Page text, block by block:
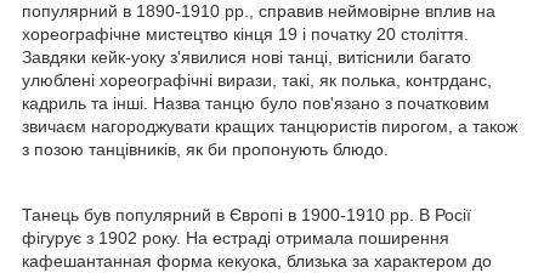
популярний в 1890-1910 рр., справив неймовірне вплив на
хореографічне мистецтво кінця 19 і початку 20 століття.
Завдяки кейк-уоку з'явилися нові танці, витіснили багато
улюблені хореографічні вирази, такі, як полька, контрданс,
кадриль та інші. Назва танцю було пов'язано з початковим
звичаєм нагороджувати кращих танцюристів пирогом, а також
з позою танцівників, як би пропонують блюдо.
Танець був популярний в Європі в 1900-1910 рр. В Росії
фігурує з 1902 року. На естраді отримала поширення
кафешантанная форма кекуока, близька за характером до